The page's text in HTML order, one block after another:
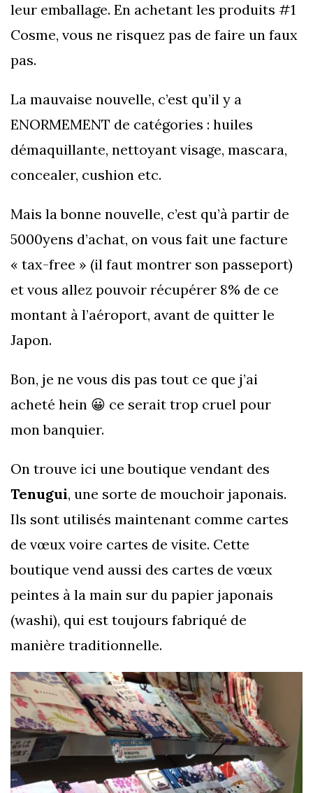
leur emballage. En achetant les produits #1
Cosme, vous ne risquez pas de faire un faux
pas.
La mauvaise nouvelle, c’est qu’il y a
ENORMEMENT de catégories : huiles
démaquillante, nettoyant visage, mascara,
concealer, cushion etc.
Mais la bonne nouvelle, c’est qu’à partir de
5000yens d’achat, on vous fait une facture
« tax-free » (il faut montrer son passeport)
et vous allez pouvoir récupérer 8% de ce
montant à l’aéroport, avant de quitter le
Japon.
Bon, je ne vous dis pas tout ce que j’ai
acheté hein 😀 ce serait trop cruel pour
mon banquier.
On trouve ici une boutique vendant des
Tenugui, une sorte de mouchoir japonais.
Ils sont utilisés maintenant comme cartes
de vœux voire cartes de visite. Cette
boutique vend aussi des cartes de vœux
peintes à la main sur du papier japonais
(washi), qui est toujours fabriqué de
manière traditionnelle.